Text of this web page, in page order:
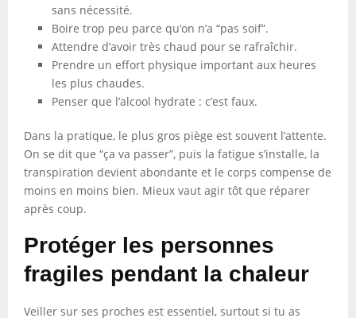
sans nécessité.
Boire trop peu parce qu’on n’a “pas soif”.
Attendre d’avoir très chaud pour se rafraîchir.
Prendre un effort physique important aux heures
les plus chaudes.
Penser que l’alcool hydrate : c’est faux.
Dans la pratique, le plus gros piège est souvent l’attente.
On se dit que “ça va passer”, puis la fatigue s’installe, la
transpiration devient abondante et le corps compense de
moins en moins bien. Mieux vaut agir tôt que réparer
après coup.
Protéger les personnes
fragiles pendant la chaleur
Veiller sur ses proches est essentiel, surtout si tu as